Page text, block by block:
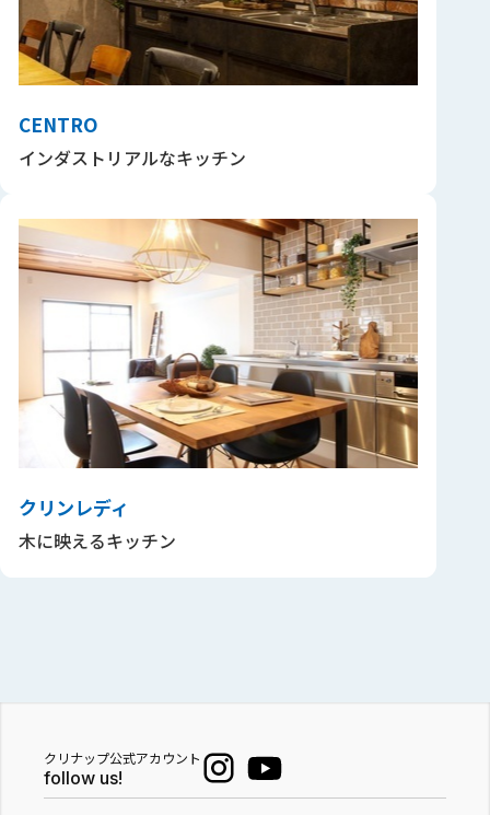
CENTRO
インダストリアルなキッチン
クリンレディ
木に映えるキッチン
クリナップ公式アカウント
follow us!